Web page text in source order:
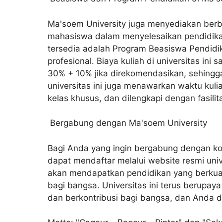
Ma'soem University juga menyediakan
mahasiswa dalam menyelesaikan
tersedia adalah Program Beasiswa
profesional. Biaya kuliah di universitas ini
30% + 10% jika direkomendasikan,
universitas ini juga menawarkan waktu
kelas khusus, dan dilengkapi dengan
Bergabung dengan Ma'soem University
Bagi Anda yang ingin bergabung dengan
dapat mendaftar melalui website resmi
akan mendapatkan pendidikan yang
bagi bangsa. Universitas ini terus
dan berkontribusi bagi bangsa, dan Anda